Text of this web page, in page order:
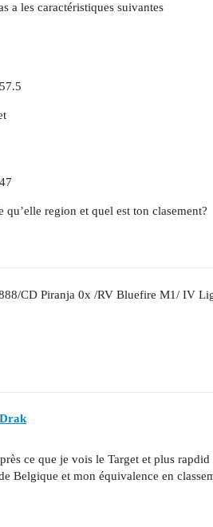
a les caractéristiques suivantes
qu’elle region et quel est ton clasement?
CD Piranja 0x /RV Bluefire M1/ IV
ce que je vois le Target et plus
Belgique et mon équivalence en